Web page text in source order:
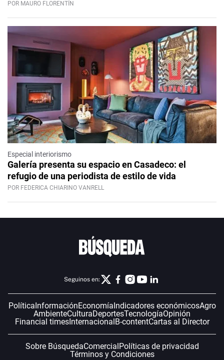
POR MAURO FLORENTÍN
Especial interiorismo
Galería presenta su espacio en Casadeco: el
refugio de una periodista de estilo de vida
POR FEDERICA CHIARINO VANRELL
Seguinos en:
PolíticaInformaciónEconomíaIndicadores económicosAgro
AmbienteCulturaDeportesTecnologíaOpinión
Financial timesInternacionalB-contentCartas al Director
Sobre BúsquedaComercialPolíticas de privacidad
Términos y Condiciones